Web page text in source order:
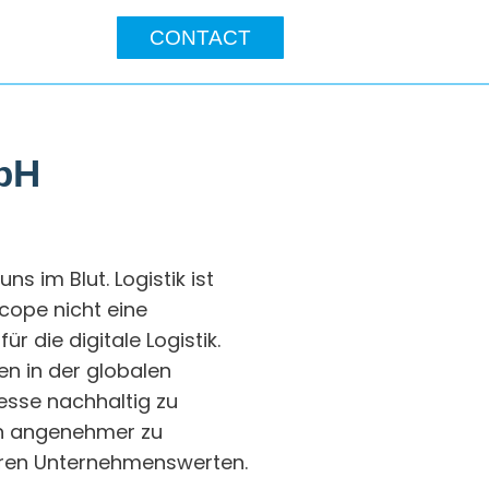
CONTACT
im Blut. Logistik ist
nicht eine
die digitale Logistik.
in der globalen
nachhaltig zu
angenehmer zu
Unternehmenswerten.